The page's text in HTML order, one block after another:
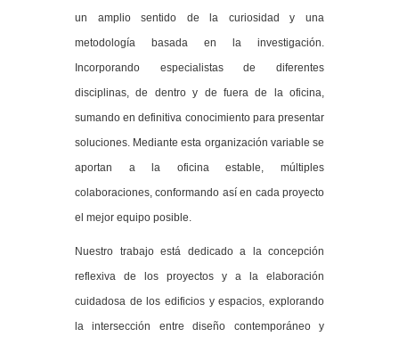
un amplio sentido de la curiosidad y una
metodología basada en la investigación.
Incorporando especialistas de diferentes
disciplinas, de dentro y de fuera de la oficina,
sumando en definitiva conocimiento para presentar
soluciones. Mediante esta organización variable se
aportan a la oficina estable, múltiples
colaboraciones, conformando así en cada proyecto
el mejor equipo posible.
Nuestro trabajo está dedicado a la concepción
reflexiva de los proyectos y a la elaboración
cuidadosa de los edificios y espacios, explorando
la intersección entre diseño contemporáneo y